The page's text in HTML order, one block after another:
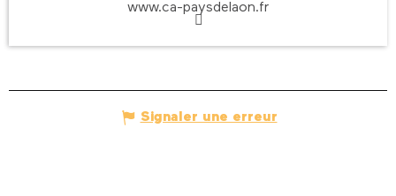
www.ca-paysdelaon.fr
Signaler une erreur